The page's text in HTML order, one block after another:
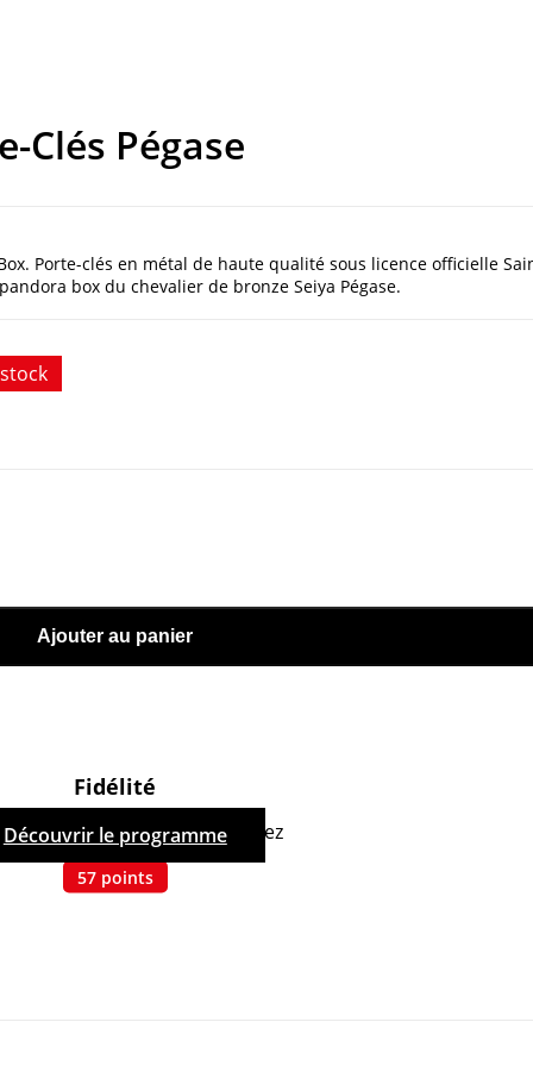
Clés Pégase
Porte-clés en métal de haute qualité sous licence officielle
box du chevalier de bronze Seiya Pégase.
Ajouter au panier
Fidélité
ce produit, vous cumulez
57 points
Découvrir le programme